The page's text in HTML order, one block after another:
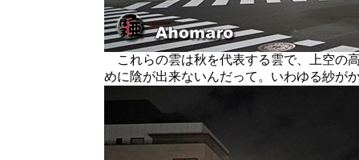
これらの雲は秋を代表する雲で、上空の
めに陰が出来ないんだって。いわゆる紗が